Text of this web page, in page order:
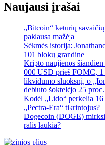
Naujausi įrašai
„Bitcoin“ keturių
paklausa mažėja
Sėkmės istorija:
101 blokų grandine
Kripto naujienos
000 USD prieš FOMC, 1
likvidumo sluoksnį, o
debiuto šoktelėjo 25 proc.
Kodėl „Lido“ perkelia
„Pectra-Era“ tikrintojus?
Dogecoin (DOGE)
ralis laukia?